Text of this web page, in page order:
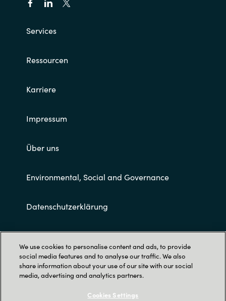
Services
Ressourcen
Karriere
Impressum
Über uns
Environmental, Social and Governance
Datenschutzerklärung
Allgemeine Geschäftsbedingungen
We use cookies to personalise content and ads, to provide
social media features and to analyse our traffic. We also
share information about your use of our site with our social
media, advertising and analytics partners.
Cookies Settings